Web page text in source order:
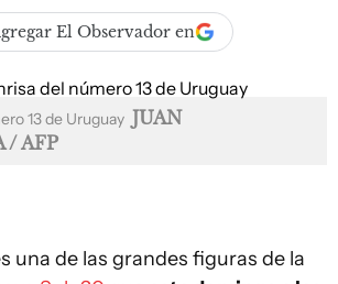
El Observador en
13 de Uruguay JUAN
/ AFP
una de las grandes figuras de la